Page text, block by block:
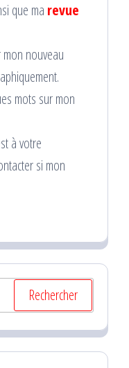
que ma revue
nouveau
mots sur mon
à votre
si mon